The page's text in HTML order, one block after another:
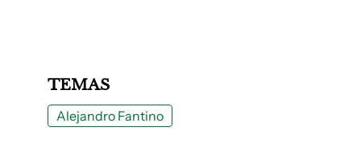
TEMAS
Alejandro Fantino